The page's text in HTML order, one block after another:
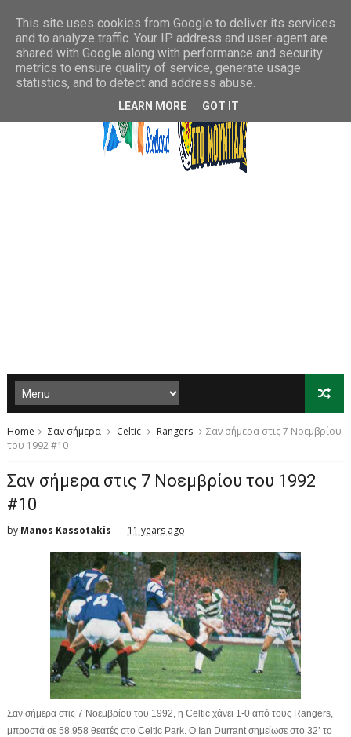
Home Σαν σήμερα Celtic Rangers
Σαν σήμερα στις 7 Νοεμβρίου
του 1992 #10
Σαν σήμερα στις 7 Νοεμβρίου του 1992
#10
by Manos Kassotakis 11 years ago
Σαν σήμερα στις 7 Νοεμβρίου του 1992, η Celtic χάνει 1-0 από τους Rangers,
μπροστά σε 58.958 θεατές στο Celtic Park. O Ιan Durrant σημείωσε στο 32’ το
This site uses cookies from Google to deliver its services
and to analyze traffic. Your IP address and user-agent are
shared with Google along with performance and security
metrics to ensure quality of service, generate usage
statistics, and to detect and address abuse.
LEARN MORE GOT IT